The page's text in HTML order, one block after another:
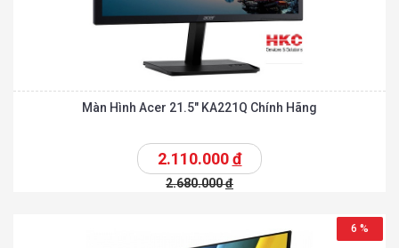
Màn Hình Acer 21.5″ KA221Q Chính Hãng
2.110.000đ
2.680.000đ
6 %